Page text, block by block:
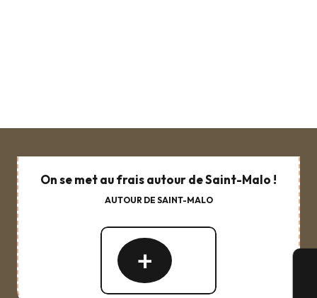
On se met au frais autour de Saint-Malo !
AUTOUR DE SAINT-MALO